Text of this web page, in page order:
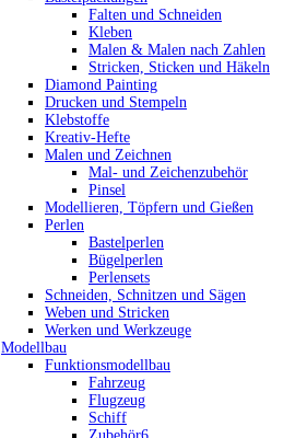
Falten und Schneiden
Kleben
Malen & Malen nach Zahlen
Stricken, Sticken und Häkeln
Diamond Painting
Drucken und Stempeln
Klebstoffe
Kreativ-Hefte
Malen und Zeichnen
Mal- und Zeichenzubehör
Pinsel
Modellieren, Töpfern und Gießen
Perlen
Bastelperlen
Bügelperlen
Perlensets
Schneiden, Schnitzen und Sägen
Weben und Stricken
Werken und Werkzeuge
Modellbau
Funktionsmodellbau
Fahrzeug
Flugzeug
Schiff